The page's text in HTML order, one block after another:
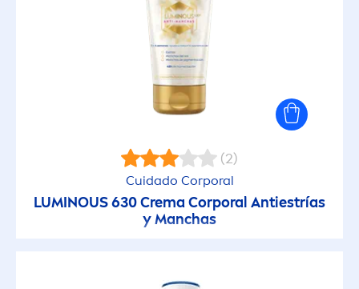
(2)
Cuidado Corporal
LUMINOUS630 Crema Corporal Antiestrías
y Manchas